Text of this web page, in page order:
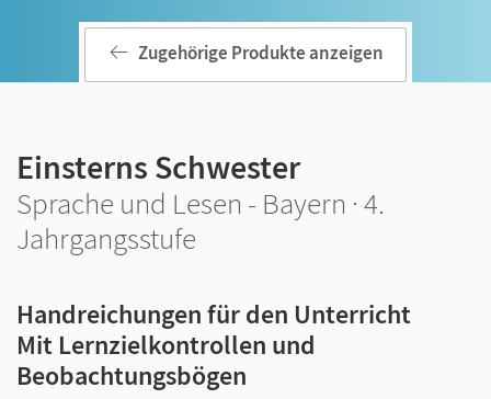
Zugehörige Produkte anzeigen
Einsterns Schwester
Sprache und Lesen - Bayern · 4.
Jahrgangsstufe
Handreichungen für den Unterricht
Mit Lernzielkontrollen und
Beobachtungsbögen